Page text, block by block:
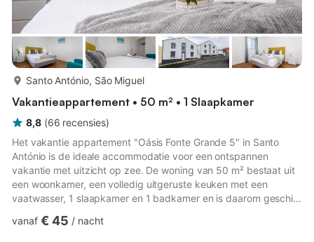
Santo António, São Miguel
Vakantieappartement • 50 m² • 1 Slaapkamer
8,8 (66 recensies)
Het vakantie appartement "Oásis Fonte Grande 5" in Santo
António is de ideale accommodatie voor een ontspannen
vakantie met uitzicht op zee. De woning van 50 m² bestaat uit
een woonkamer, een volledig uitgeruste keuken met een
vaatwasser, 1 slaapkamer en 1 badkamer en is daarom geschikt
een tv. Een wasmachine en wasmiddelen zijn beschikbaar voor
vanaf € 45 / nacht